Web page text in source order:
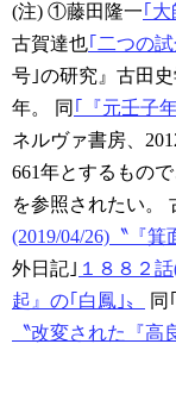
(注) ①藤田隆一｢
古賀達也｢二つの
号｣の研究』古田
年。
同 ｢『元壬子
ネルヴァ書房、
661年とするもの
を参照されたい。
(2019/04/26)〝『箕
外日記｣ １８８２
起』の｢白鳳｣〟
同
〝改変された『高